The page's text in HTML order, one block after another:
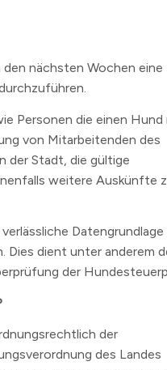
nächsten Wochen eine
Personen die einen Hund
von Mitarbeitenden des
der Stadt, die gültige
weitere Auskünfte
Datengrundlage
Dies dient unter anderem
der
der
des Landes